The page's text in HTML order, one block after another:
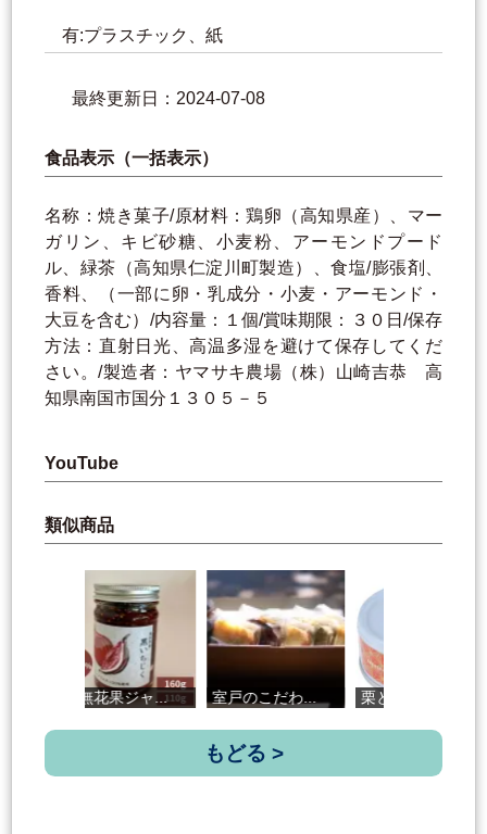
有:プラスチック、紙
最終更新日：2024-07-08
食品表示（一括表示）
名称：焼き菓子/原材料：鶏卵（高知県産）、マー
ガリン、キビ砂糖、小麦粉、アーモンドプード
ル、緑茶（高知県仁淀川町製造）、食塩/膨張剤、
香料、（一部に卵・乳成分・小麦・アーモンド・
大豆を含む）/内容量：１個/賞味期限：３０日/保存
方法：直射日光、高温多湿を避けて保存してくだ
さい。/製造者：ヤマサキ農場（株）山崎吉恭 高
知県南国市国分１３０５－５
YouTube
類似商品
黒無花果ジャ... 室戸のこだわ... 栗と黒糖やわ...
もどる >